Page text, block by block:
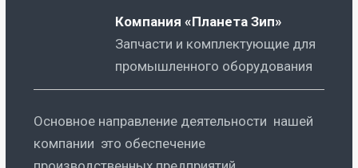
Компания «Планета Зип»
Запчасти и комплектующие для
промышленного оборудования
Основное направление деятельности нашей
компании это обеспечение